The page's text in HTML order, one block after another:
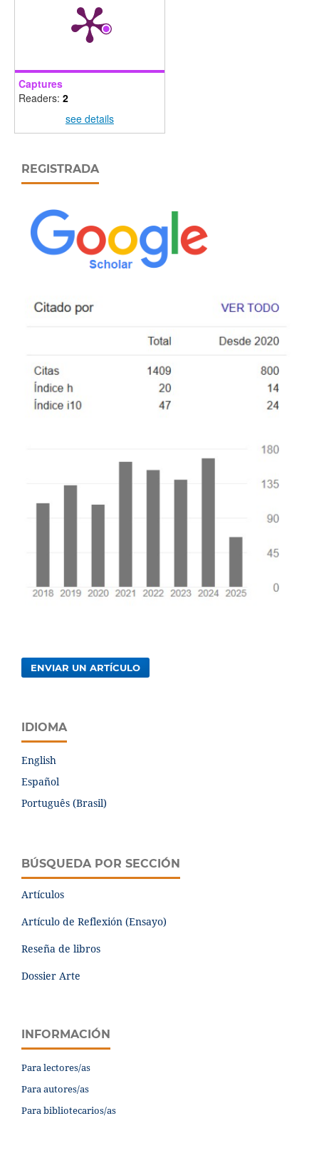
Captures
Readers: 2
see details
REGISTRADA
ENVIAR UN ARTÍCULO
IDIOMA
English
Español
Português (Brasil)
BÚSQUEDA POR SECCIÓN
Artículos
Artículo de Reflexión (Ensayo)
Reseña de libros
Dossier Arte
INFORMACIÓN
Para lectores/as
Para autores/as
Para bibliotecarios/as